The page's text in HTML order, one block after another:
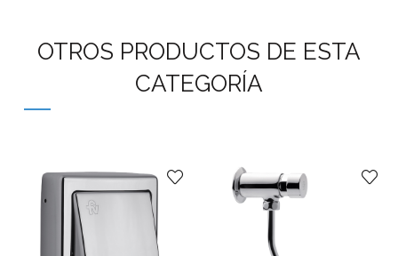
OTROS PRODUCTOS DE ESTA
CATEGORÍA